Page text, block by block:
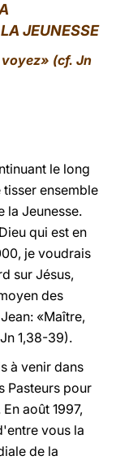
LATINE
JEUNESSE
(cf. Jn
le long
ensemble
la Jeunesse.
qui est en
je voudrais
sur Jésus,
des
«Maître,
1,38-39).
à venir dans
Pasteurs pour
août 1997,
vous la
de la